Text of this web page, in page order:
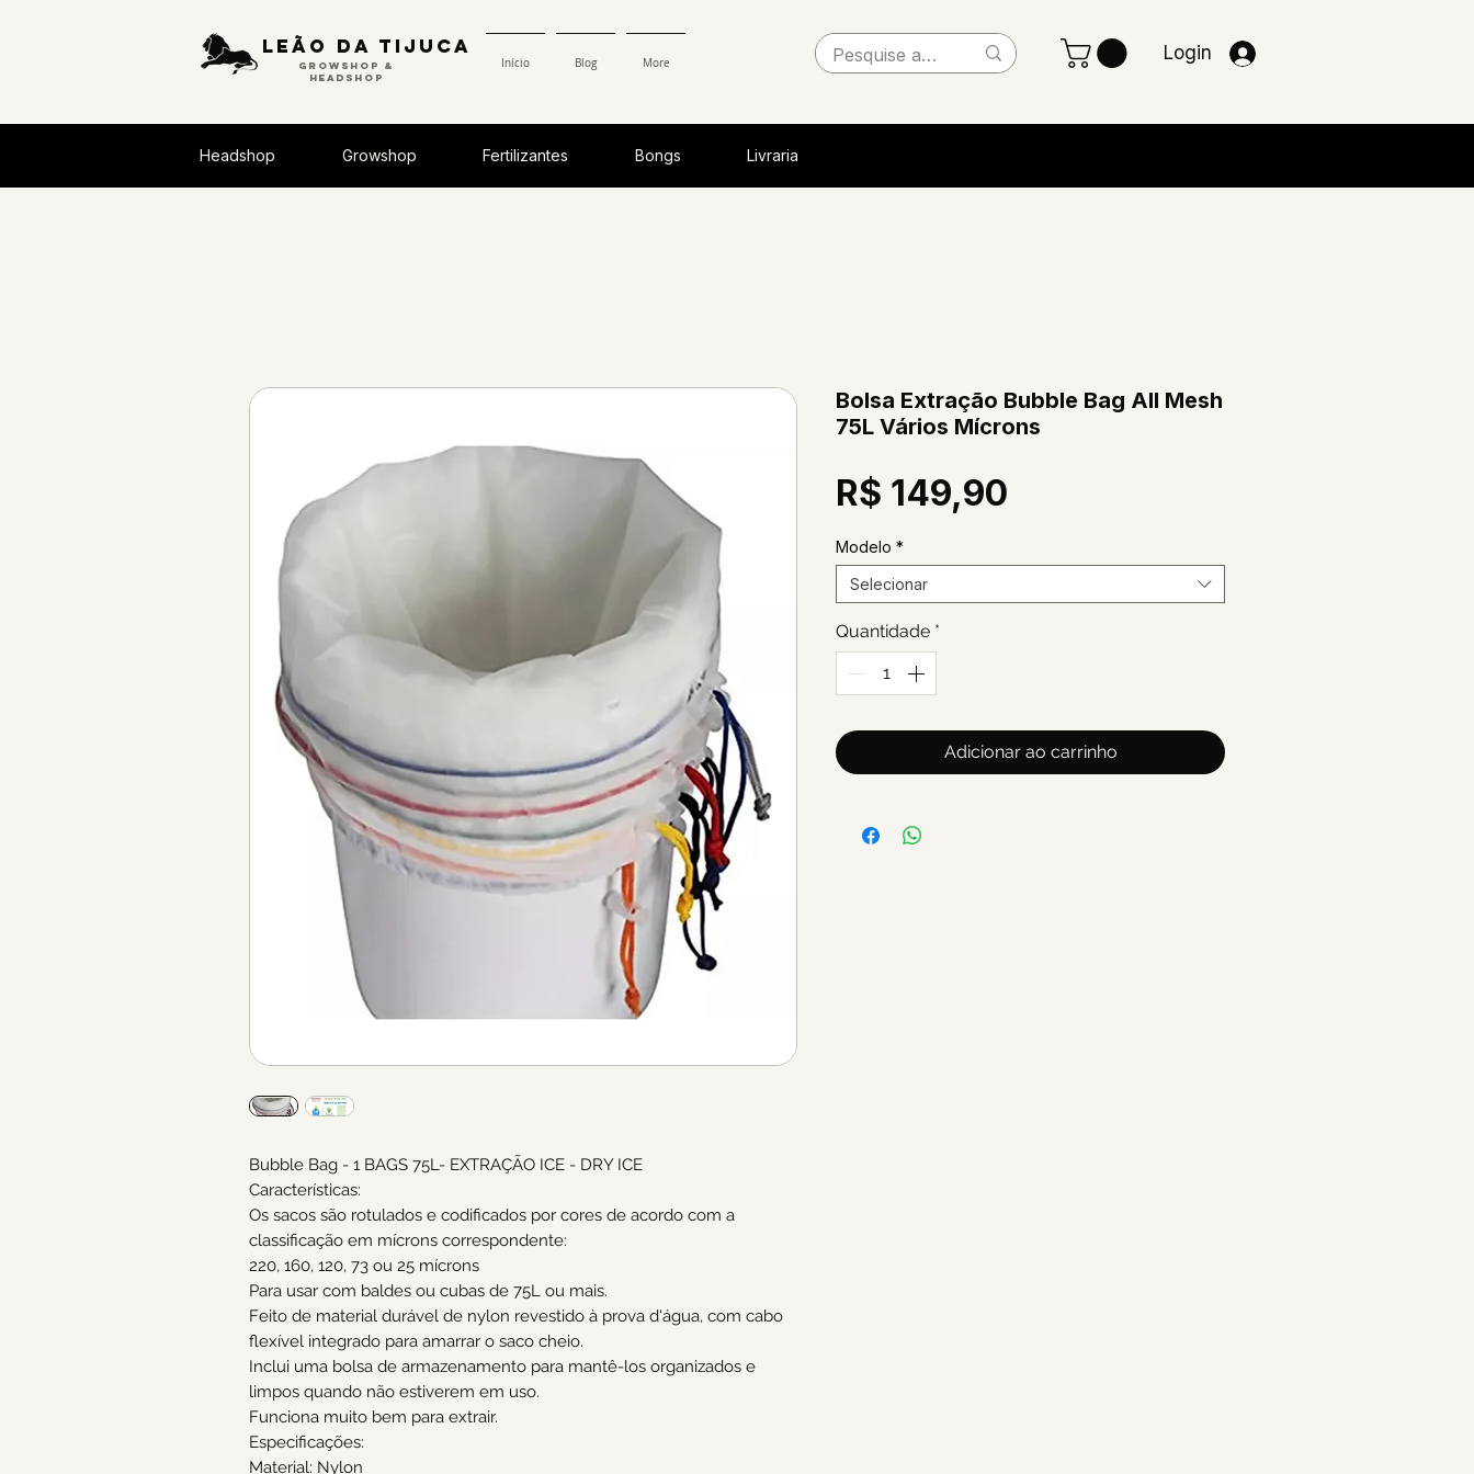
Leão da tijuca
GROWSHOP &
HEADSHOP
Início Blog More Login
Headshop Growshop Fertilizantes Bongs Livraria
Bubble Bag - 1 BAGS 75L- EXTRAÇÃO ICE - DRY ICE
Características:
Os sacos são rotulados e codificados por cores de acordo com a
classificação em mícrons correspondente:
220, 160, 120, 73 ou 25 mícrons
Para usar com baldes ou cubas de 75L ou mais.
Feito de material durável de nylon revestido à prova d'água, com cabo
flexível integrado para amarrar o saco cheio.
Inclui uma bolsa de armazenamento para mantê-los organizados e
limpos quando não estiverem em uso.
Funciona muito bem para extrair.
Especificações:
Material: Nylon
Bolsa Extração Bubble Bag All Mesh
75L Vários Mícrons
R$ 149,90
Modelo *
Selecionar
Quantidade *
Adicionar ao carrinho